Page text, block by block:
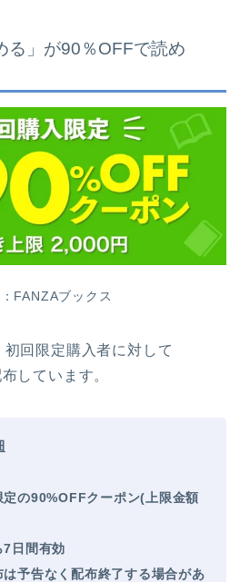
る 」が90％OFFで読め
FANZAブックス
回限定購入者に対して
しています。
定の90%OFFクーポン(上限金額
7日間有効
は予告なく配布終了する場合があ